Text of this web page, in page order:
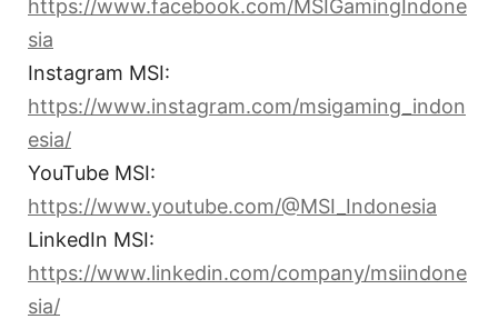
https://www.facebook.com/MSIGamingIndone
sia
Instagram MSI:
https://www.instagram.com/msigaming_indon
esia/
YouTube MSI:
https://www.youtube.com/@MSI_Indonesia
LinkedIn MSI:
https://www.linkedin.com/company/msiindone
sia/